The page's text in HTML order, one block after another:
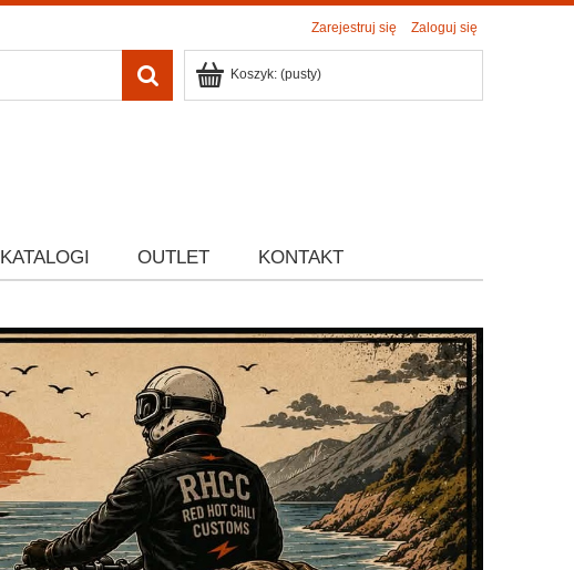
Zarejestruj się Zaloguj się
Koszyk: (pusty)
KATALOGI OUTLET KONTAKT